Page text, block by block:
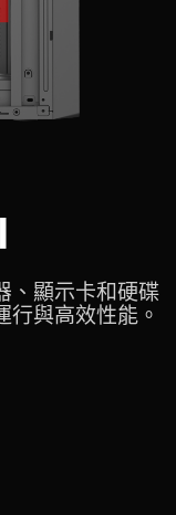
、顯示卡和硬碟
與高效性能。